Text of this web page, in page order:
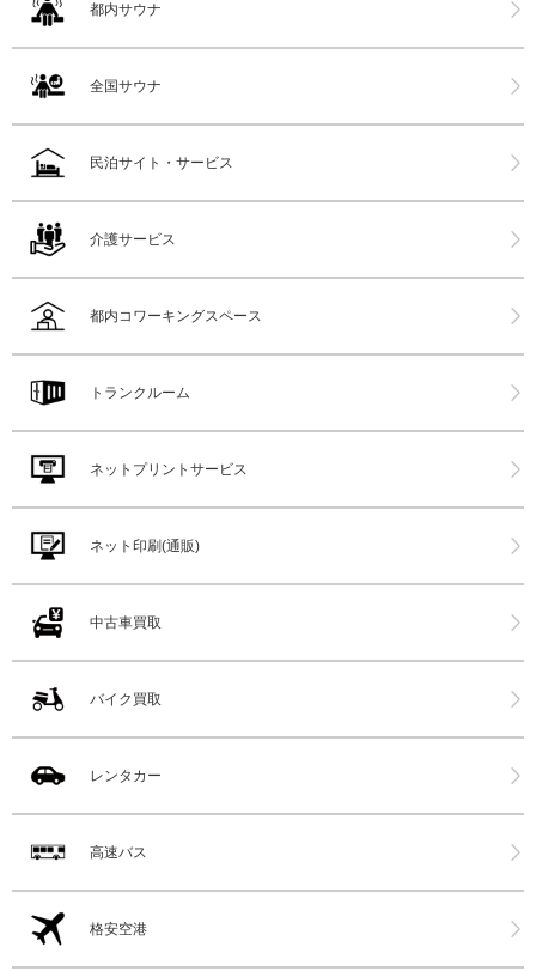
都内サウナ
全国サウナ
民泊サイト・サービス
介護サービス
都内コワーキングスペース
トランクルーム
ネットプリントサービス
ネット印刷(通販)
中古車買取
バイク買取
レンタカー
高速バス
格安空港